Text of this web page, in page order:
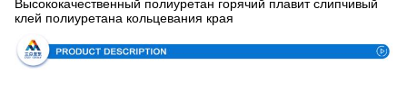
Высококачественный полиуретан горячий плавит слипчивый
клей полиуретана кольцевания края